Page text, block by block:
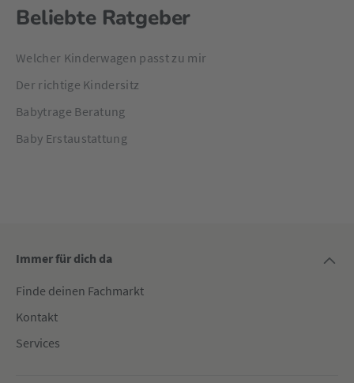
Beliebte Ratgeber
Welcher Kinderwagen passt zu mir
Der richtige Kindersitz
Babytrage Beratung
Baby Erstaustattung
Immer für dich da
Finde deinen Fachmarkt
Kontakt
Services